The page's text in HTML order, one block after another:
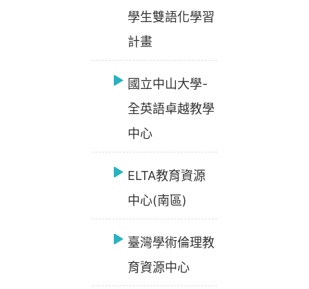
學生雙語化學習
計畫
國立中山大學-
全英語卓越教學
中心
ELTA教育資源
中心(南區)
臺灣學術倫理教
育資源中心